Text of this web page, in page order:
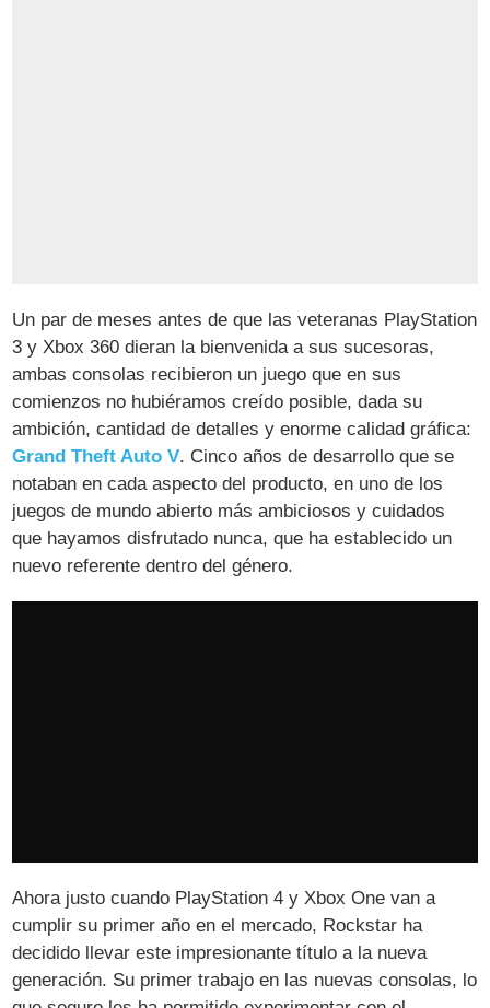
Un par de meses antes de que las veteranas PlayStation
3 y Xbox 360 dieran la bienvenida a sus sucesoras,
ambas consolas recibieron un juego que en sus
comienzos no hubiéramos creído posible, dada su
ambición, cantidad de detalles y enorme calidad gráfica:
Grand Theft Auto V. Cinco años de desarrollo que se
notaban en cada aspecto del producto, en uno de los
juegos de mundo abierto más ambiciosos y cuidados
que hayamos disfrutado nunca, que ha establecido un
nuevo referente dentro del género.
Ahora justo cuando PlayStation 4 y Xbox One van a
cumplir su primer año en el mercado, Rockstar ha
decidido llevar este impresionante título a la nueva
generación. Su primer trabajo en las nuevas consolas, lo